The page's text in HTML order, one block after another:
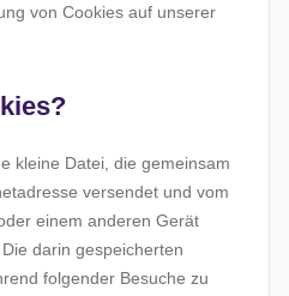
von Cookies auf unserer
kleine Datei, die gemeinsam
versendet und vom
einem anderen Gerät
darin gespeicherten
folgender Besuche zu